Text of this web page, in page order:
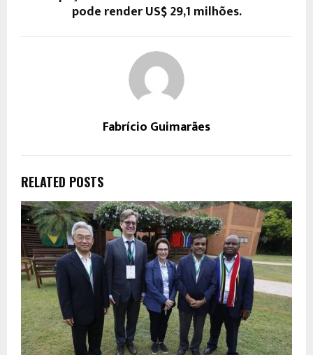
pode render US$ 29,1 milhões.
Fabrício Guimarães
RELATED POSTS